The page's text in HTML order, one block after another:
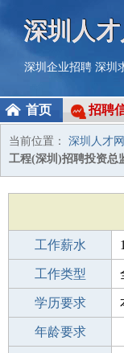
深圳人
深圳企业招聘 深圳
首页 招聘
当前位置： 深圳人才
工程(深圳)招聘投资总
工作薪水
招聘人数
工作类型
性别要求 -
学历要求
工作经验
年龄要求